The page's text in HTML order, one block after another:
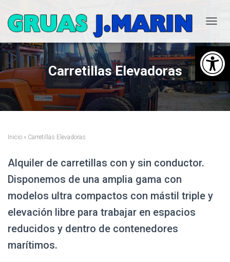
Abrir barra de herramientasG
G
L
E
Carretillas Elevadoras
Inicio » Carretillas Elevadoras
Alquiler de carretillas con y sin conductor.
Disponemos de una amplia gama con
modelos ultra compactos con mástil triple y
elevación libre para trabajar en espacios
reducidos y dentro de contenedores
marítimos.